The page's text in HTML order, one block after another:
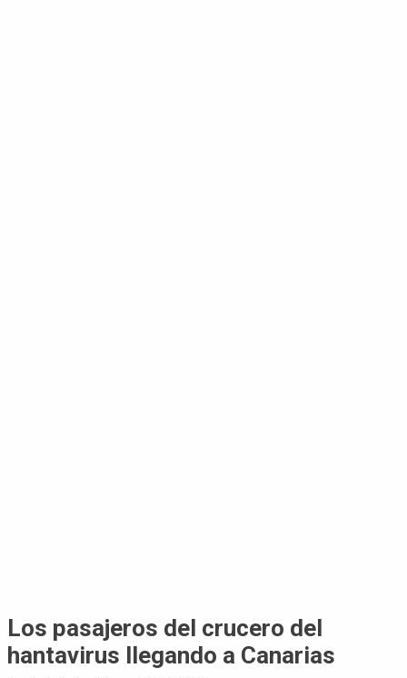
Los pasajeros del crucero del
hantavirus llegando a Canarias